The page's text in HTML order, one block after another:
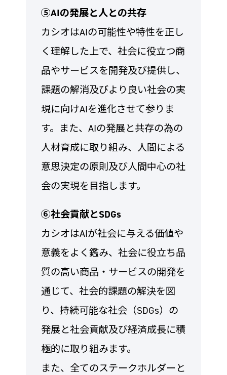
➄AIの発展と人との共存
カシオはAIの可能性や特性を正し
く理解した上で、社会に役立つ商
品やサービスを開発及び提供し、
課題の解消及びより良い社会の実
現に向けAIを進化させて参りま
す。また、AIの発展と共存の為の
人材育成に取り組み、人間による
意思決定の原則及び人間中心の社
会の実現を目指します。
⑥社会貢献とSDGs
カシオはAIが社会に与える価値や
意義をよく鑑み、社会に役立ち品
質の高い商品・サービスの開発を
通じて、社会的課題の解決を図
り、持続可能な社会（SDGs）の
発展と社会貢献及び経済成長に積
極的に取り組みます。
また、全てのステークホルダーと